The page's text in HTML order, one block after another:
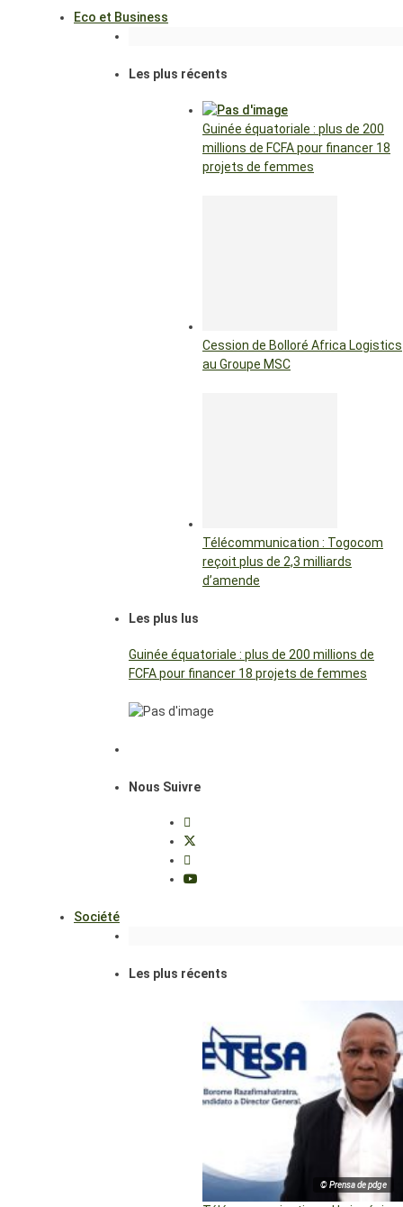
Eco et Business
Les plus récents
Guinée équatoriale : plus de 200
millions de FCFA pour financer 18
projets de femmes
Cession de Bolloré Africa Logistics
au Groupe MSC
Télécommunication : Togocom
reçoit plus de 2,3 milliards
d’amende
Les plus lus
Guinée équatoriale : plus de 200 millions de
FCFA pour financer 18 projets de femmes
Nous Suivre
Société
Les plus récents
© Prensa de pdge